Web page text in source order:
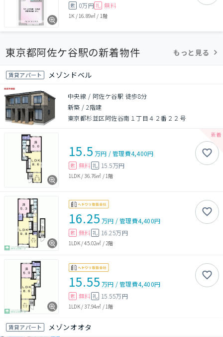
敷 0万円 礼 無料
1K / 16.89㎡ / 1階
東京都阿佐ケ谷駅の新着物件 もっと見る
賃貸アパート メゾンドベル
中央線 / 阿佐ケ谷駅 徒歩8分
新築 /2階建
東京都杉並区阿佐谷南１丁目４２番２２号
15.5 万円 /管理費4,400円
敷 無料 礼 15.5万円
1LDK/36.76㎡ / 1階
16.25 万円 /管理費4,400円
敷 無料 礼 16.25万円
1LDK/45.02㎡ /2階
15.55 万円 /管理費4,400円
敷 無料 礼 15.55万円
1LDK/37.94㎡ /1階
賃貸アパート メゾンオオタ